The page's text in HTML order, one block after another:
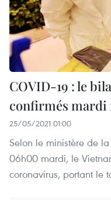
COVID-19 : le
confirmés mardi
25/05/2021 01:00
Selon le ministère de
06h00 mardi, le
coronavirus, portant le